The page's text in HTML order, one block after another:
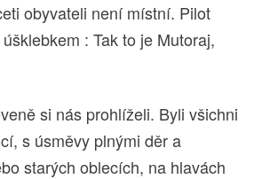
obyvateli není místní. Pilot
: Tak to je Mutoraj,
si nás prohlíželi. Byli všichni
s úsměvy plnými děr a
starých oblecích, na hlavách